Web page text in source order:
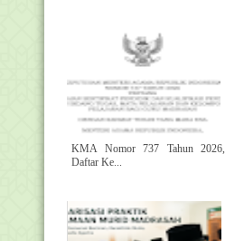
KMA Nomor 737 Tahun 2026,
Daftar Ke...